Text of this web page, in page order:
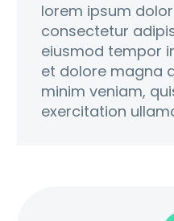
lorem ipsum
consectetur
eiusmod tempor
et dolore magna
minim veniam,
exercitation